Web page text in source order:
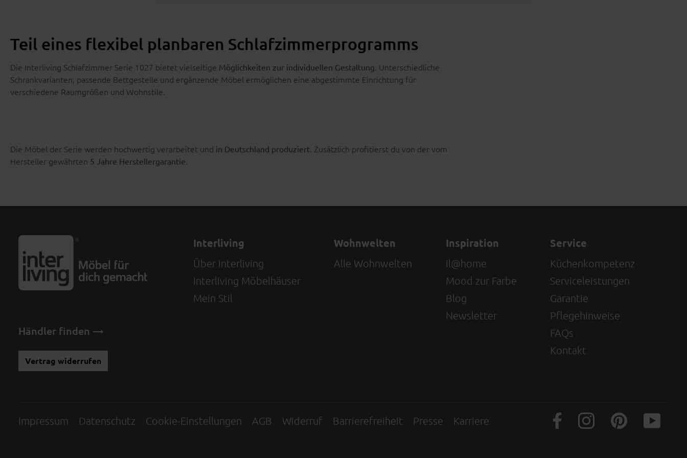
Teil eines flexibel planbaren Schlafzimmerprogramms
Die Interliving Schlafzimmer Serie 1027 bietet vielseitige Möglichkeiten zur individuellen Gestaltung. Unterschiedliche
Schrankvarianten, passende Bettgestelle und ergänzende Möbel ermöglichen eine abgestimmte Einrichtung für
verschiedene Raumgrößen und Wohnstile.
Die Möbel der Serie werden hochwertig verarbeitet und in Deutschland produziert. Zusätzlich profitierst du von der vom
Hersteller gewährten 5 Jahre Herstellergarantie.
Händler finden
Vertrag widerrufen
Interliving
Über Interliving
Interliving Möbelhäuser
Mein Stil
Wohnwelten
Alle Wohnwelten
Inspiration
il@home
Mood zur Farbe
Blog
Newsletter
Service
Küchenkompetenz
Serviceleistungen
Garantie
Pflegehinweise
FAQs
Kontakt
Impressum Datenschutz Cookie-Einstellungen AGB Widerruf Barrierefreiheit Presse Karriere